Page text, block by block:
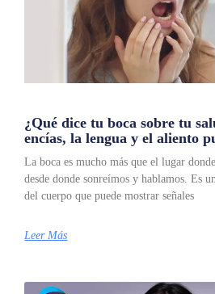
¿Qué dice tu boca sobre tu
encías, la lengua y el aliento
La boca es mucho más que el lugar
desde donde sonreímos y hablamos. Es
del cuerpo que puede mostrar señales
Leer Más